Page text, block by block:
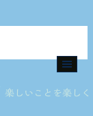
楽しいことを楽しく